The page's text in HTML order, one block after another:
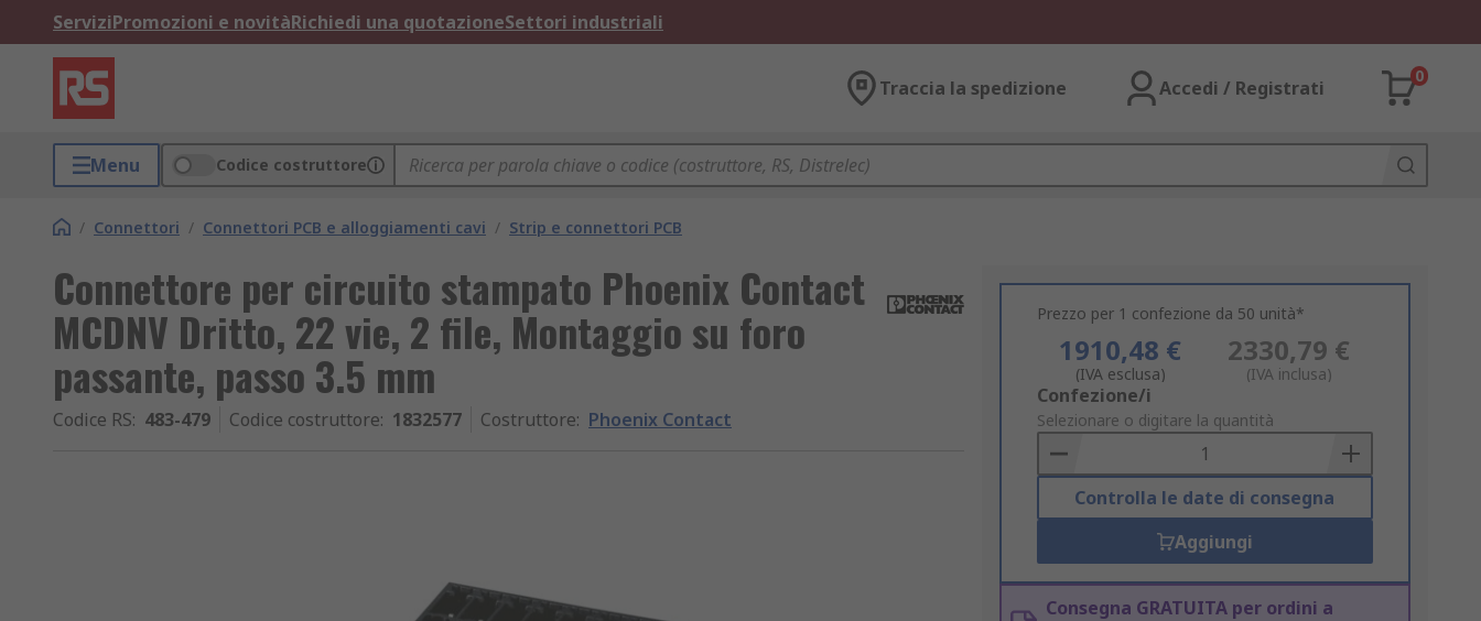
ServiziPromozioni e novitàRichiedi una quotazioneSettori industriali
Traccia la spedizione Accedi / Registrati
0
Menu Codice costruttore
/ Connettori / Connettori PCB e alloggiamenti cavi / Strip e connettori PCB
Connettore per circuito stampato Phoenix Contact
MCDNV Dritto, 22 vie, 2 file, Montaggio su foro
passante, passo 3.5 mm
Codice RS: 483-479 Codice costruttore: 1832577 Costruttore: Phoenix Contact
Prezzo per 1 confezione da 50 unità*
1910,48 €
(IVA esclusa)
2330,79 €
(IVA inclusa)
Add
to
Basket
Confezione/i
Selezionare o digitare la quantità
Controlla le date di consegna
Aggiungi
Consegna GRATUITA per ordini a